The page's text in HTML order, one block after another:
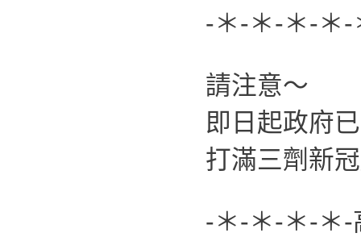
-＊-＊-＊-＊
請注意～
即日起政府
打滿三劑新
-＊-＊-＊-＊